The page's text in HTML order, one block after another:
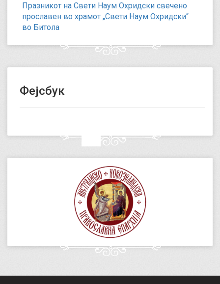
Празникот на Свети Наум Охридски свечено
прославен во храмот „Свети Наум Охридски“
во Битола
Фејсбук